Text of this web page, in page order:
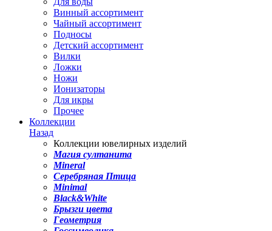
Винный ассортимент
Чайный ассортимент
Подносы
Детский ассортимент
Вилки
Ложки
Ножи
Ионизаторы
Для икры
Прочее
Коллекции
Назад
Коллекции ювелирных изделий
Магия султанита
Mineral
Серебряная Птица
Minimal
Black&White
Брызги цвета
Геометрия